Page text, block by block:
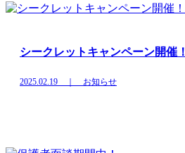
シークレットキャンペーン開催！
2025.02.19 ｜ お知らせ